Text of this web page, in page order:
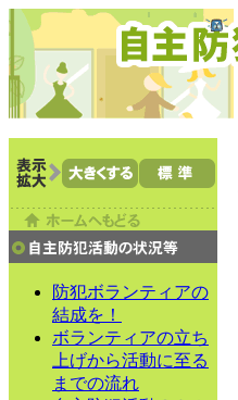
防犯ボランティアの
結成を！
ボランティアの立ち
上げから活動に至る
までの流れ